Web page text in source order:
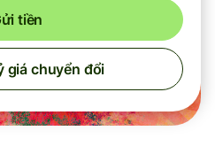
tiền
giá chuyển đổi